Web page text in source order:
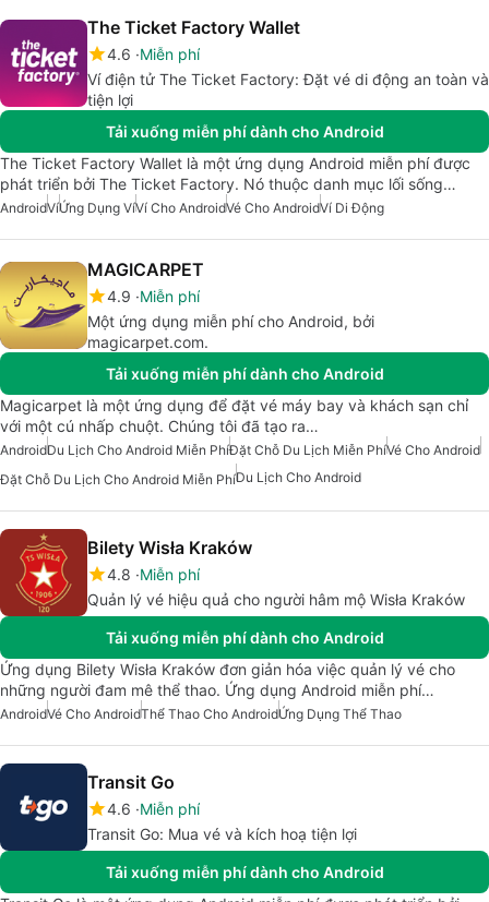
The Ticket Factory Wallet
4.6 Miễn phí
Ví điện tử The Ticket Factory: Đặt vé di động an toàn và
tiện lợi
Tải xuống miễn phí dành cho Android
The Ticket Factory Wallet là một ứng dụng Android miễn phí được
phát triển bởi The Ticket Factory. Nó thuộc danh mục lối sống…
AndroidVíỨng Dụng VíVí Cho AndroidVé Cho AndroidVí Di Động
MAGICARPET
4.9 Miễn phí
Một ứng dụng miễn phí cho Android, bởi
magicarpet.com.
Tải xuống miễn phí dành cho Android
Magicarpet là một ứng dụng để đặt vé máy bay và khách sạn chỉ
với một cú nhấp chuột. Chúng tôi đã tạo ra…
AndroidDu Lịch Cho Android Miễn PhíĐặt Chỗ Du Lịch Miễn PhíVé Cho Android
Đặt Chỗ Du Lịch Cho Android Miễn PhíDu Lịch Cho Android
Bilety Wisła Kraków
4.8 Miễn phí
Quản lý vé hiệu quả cho người hâm mộ Wisła Kraków
Tải xuống miễn phí dành cho Android
Ứng dụng Bilety Wisła Kraków đơn giản hóa việc quản lý vé cho
những người đam mê thể thao. Ứng dụng Android miễn phí…
AndroidVé Cho AndroidThể Thao Cho AndroidỨng Dụng Thể Thao
Transit Go
4.6 Miễn phí
Transit Go: Mua vé và kích hoạ tiện lợi
Tải xuống miễn phí dành cho Android